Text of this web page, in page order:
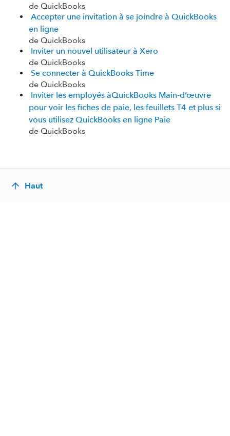
de QuickBooks
Accepter une invitation à se joindre à QuickBooks
en ligne
de QuickBooks
Inviter un nouvel utilisateur à Xero
de QuickBooks
Se connecter à QuickBooks Time
de QuickBooks
Inviter les employés àQuickBooks Main-d’œuvre
pour voir les fiches de paie, les feuillets T4 et plus si
vous utilisez QuickBooks en ligne Paie
de QuickBooks
Haut